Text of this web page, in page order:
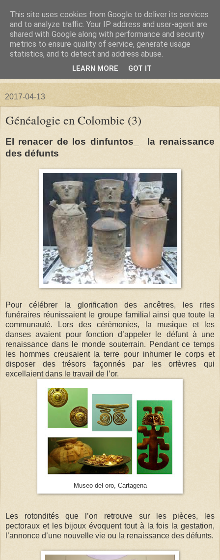
La forêt de Briqueloup
"Nous deviendrons des histoires pour nos enfants"
2017-04-13
Généalogie en Colombie (3)
El renacer de los dinfuntos_ la renaissance
des défunts
Pour célébrer la glorification des ancêtres, les rites
funéraires réunissaient le groupe familial ainsi que toute la
communauté. Lors des cérémonies, la musique et les
danses avaient pour fonction d’appeler le défunt à une
renaissance dans le monde souterrain. Pendant ce temps
les hommes creusaient la terre pour inhumer le corps et
disposer des trésors façonnés par les orfèvres qui
excellaient dans le travail de l’or.
Museo del oro, Cartagena
Les rotondités que l’on retrouve sur les pièces, les
pectoraux et les bijoux évoquent tout à la fois la gestation,
l’annonce d’une nouvelle vie ou la renaissance des défunts.
This site uses cookies from Google to deliver its services
and to analyze traffic. Your IP address and user-agent are
shared with Google along with performance and security
metrics to ensure quality of service, generate usage
statistics, and to detect and address abuse.
LEARN MORE GOT IT